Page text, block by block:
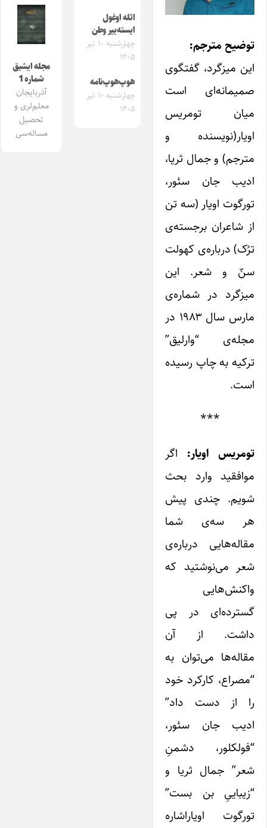
توضیح مترجم:
این میزگرد، گفتگوی
صمیمانه‌ای است
میان تومریس
اویار(نویسنده و
مترجم) و جمال ثریا،
ادیب جان سئور،
تورگوت اویار (سه تن
از شاعران برجسته‌ی
ترُک) درباره‌ی کهولت
سنّ و شعر. این
میزگرد در شماره‌ی
مارس سال ۱۹۸۳ در
مجله‌ی “وارلیق”
ترکیه به چاپ رسیده
است.
***
تومریس اویار: اگر
موافقید وارد بحث
شویم. چندی پیش
هر سه‌ی شما
مقاله‌هایی درباره‌ی
شعر می‌نوشتید که
واکنش‌هایی
گسترده‌ای در پی
داشت. از آن
مقاله‌ها می‌توان به
“مصراع، کارکرد خود
را از دست داد”
ادیب جان سئور،
“فولکلور، دشمنِ
شعر” جمال ثریا و
“زیباییِ بن بست”
تورگوت اویار‌اشاره
ائله اوغول
ایسته‌ییر وطن
چهارشنبه ۱۰ تیر
۱۴۰۵
هوپ‌هوپ‌نامه
چهارشنبه ۱۰ تیر
۱۴۰۵
مجله ایشیق
شماره 1
آذربایجان
معلم‌لری و
تحصیل
مساله‌سی